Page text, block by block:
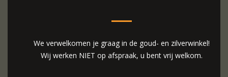
We verwelkomen je graag in de goud- en zilverwinkel!
Wij werken NIET op afspraak, u bent vrij welkom.